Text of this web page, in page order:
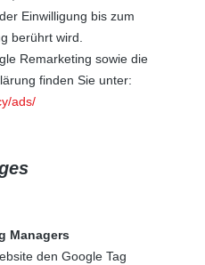
Einwilligung bis zum
berührt wird.
Remarketing sowie die
finden Sie unter:
ads/
Managers
den Google Tag